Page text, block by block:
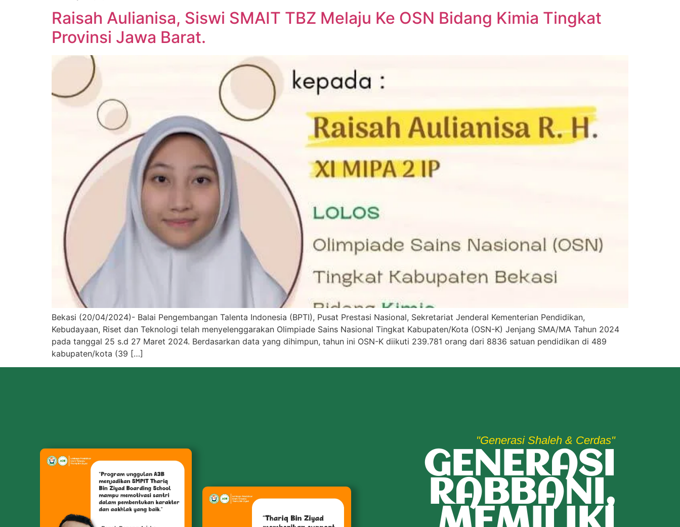
Raisah Aulianisa, Siswi SMAIT TBZ Melaju Ke OSN Bidang Kimia Tingkat
Provinsi Jawa Barat.
Bekasi (20/04/2024)- Balai Pengembangan Talenta Indonesia (BPTI), Pusat Prestasi Nasional, Sekretariat Jenderal Kementerian Pendidikan,
Kebudayaan, Riset dan Teknologi telah menyelenggarakan Olimpiade Sains Nasional Tingkat Kabupaten/Kota (OSN-K) Jenjang SMA/MA Tahun 2024
pada tanggal 25 s.d 27 Maret 2024. Berdasarkan data yang dihimpun, tahun ini OSN-K diikuti 239.781 orang dari 8836 satuan pendidikan di 489
kabupaten/kota (39 […]
"Generasi Shaleh & Cerdas"
GENERASI
RABBANI,